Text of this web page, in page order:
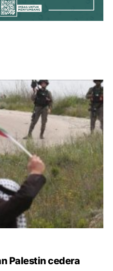
Palestin cedera